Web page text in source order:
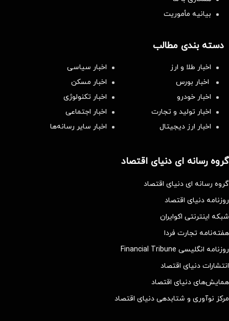
بیانیه مأموریت
دسته بندی مطالب
اخبار طلا و ارز
اخبار سیاسی
اخبار بورس
اخبار مسکن
اخبار خودرو
اخبار تکنولوژی
اخبار تولید و تجارت
اخبار اجتماعی
اخبار ارز دیجیتال
اخبار سایر رسانه‌‌ها
گروه رسانه ای دنیای اقتصاد
گروه رسانه ای دنیای اقتصاد
روزنامه دنیای اقتصاد
شبکه اینترنتی اکوایران
هفته‌نامه تجارت فردا
روزنامه انگلیسی Financial Tribune
انتشارات دنیای اقتصاد
همایش‌های دنیای اقتصاد
مرکز نوآوری و شتابدهی دنیای اقتصاد